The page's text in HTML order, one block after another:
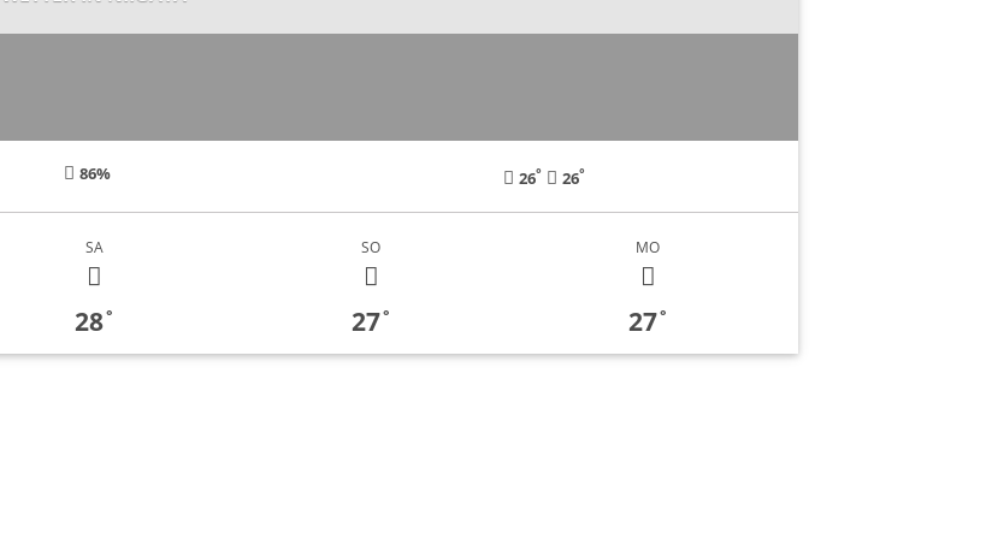
86% 26° 26°
SA
28°
SO
27°
MO
27°